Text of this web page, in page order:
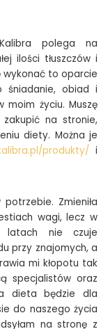
polega na
ilości tłuszczów i
wykonać to oparcie
śniadanie, obiad i
moim życiu. Muszę
na stronie,
diety. Można je
produkty/ i
Zmieniła
wagi, lecz w
latach nie czuje
przy znajomych, a
mi kłopotu tak
specjalistów oraz
dieta będzie dla
do naszego życia
na stronę z